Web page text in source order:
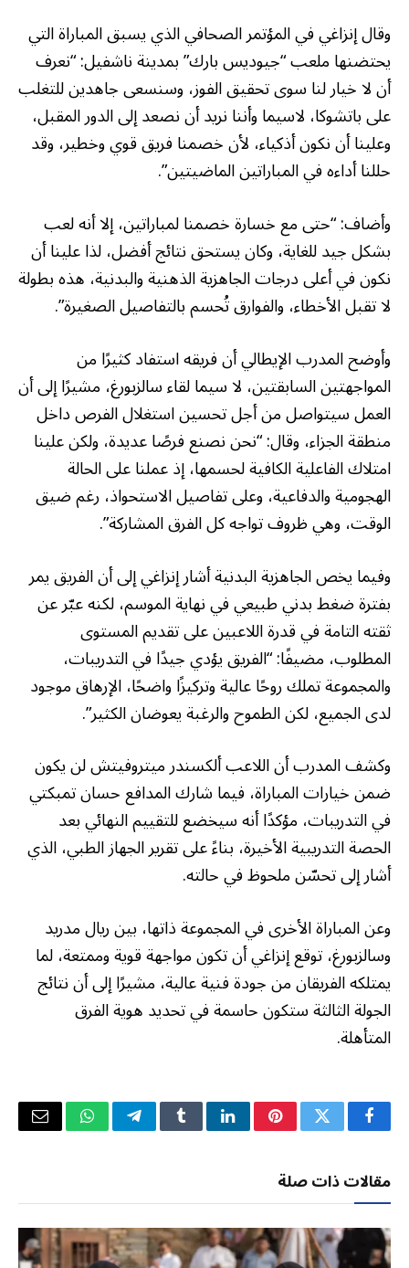
وقال إنزاغي في المؤتمر الصحافي الذي يسبق المباراة التي
يحتضنها ملعب “جيوديس بارك” بمدينة ناشفيل: “نعرف
أن لا خيار لنا سوى تحقيق الفوز، وسنسعى جاهدين للتغلب
على باتشوكا، لاسيما وأننا نريد أن نصعد إلى الدور المقبل،
وعلينا أن نكون أذكياء، لأن خصمنا فريق قوي وخطير، وقد
حللنا أداءه في المباراتين الماضيتين”.
وأضاف: “حتى مع خسارة خصمنا لمباراتين، إلا أنه لعب
بشكل جيد للغاية، وكان يستحق نتائج أفضل، لذا علينا أن
نكون في أعلى درجات الجاهزية الذهنية والبدنية، هذه بطولة
لا تقبل الأخطاء، والفوارق تُحسم بالتفاصيل الصغيرة”.
وأوضح المدرب الإيطالي أن فريقه استفاد كثيرًا من
المواجهتين السابقتين، لا سيما لقاء سالزبورغ، مشيرًا إلى أن
العمل سيتواصل من أجل تحسين استغلال الفرص داخل
منطقة الجزاء، وقال: “نحن نصنع فرصًا عديدة، ولكن علينا
امتلاك الفاعلية الكافية لحسمها، إذ عملنا على الحالة
الهجومية والدفاعية، وعلى تفاصيل الاستحواذ، رغم ضيق
الوقت، وهي ظروف تواجه كل الفرق المشاركة”.
وفيما يخص الجاهزية البدنية أشار إنزاغي إلى أن الفريق يمر
بفترة ضغط بدني طبيعي في نهاية الموسم، لكنه عبّر عن
ثقته التامة في قدرة اللاعبين على تقديم المستوى
المطلوب، مضيفًا: “الفريق يؤدي جيدًا في التدريبات،
والمجموعة تملك روحًا عالية وتركيزًا واضحًا، الإرهاق موجود
لدى الجميع، لكن الطموح والرغبة يعوضان الكثير”.
وكشف المدرب أن اللاعب ألكسندر ميتروفيتش لن يكون
ضمن خيارات المباراة، فيما شارك المدافع حسان تمبكتي
في التدريبات، مؤكدًا أنه سيخضع للتقييم النهائي بعد
الحصة التدريبية الأخيرة، بناءً على تقرير الجهاز الطبي، الذي
أشار إلى تحسّن ملحوظ في حالته.
وعن المباراة الأخرى في المجموعة ذاتها، بين ريال مدريد
وسالزبورغ، توقع إنزاغي أن تكون مواجهة قوية وممتعة، لما
يمتلكه الفريقان من جودة فنية عالية، مشيرًا إلى أن نتائج
الجولة الثالثة ستكون حاسمة في تحديد هوية الفرق
المتأهلة.
فيسبوكتويتر بينتيريستلينكدإنTumblrتيلقرامواتسابالبريد
مقالات ذات صلة